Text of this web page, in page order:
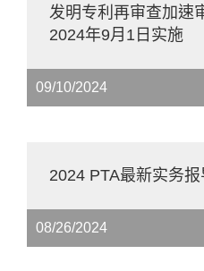
发明专利再审查加速
2024年9月1日实施
09/10/2024
2024 PTA最新实务报
08/26/2024